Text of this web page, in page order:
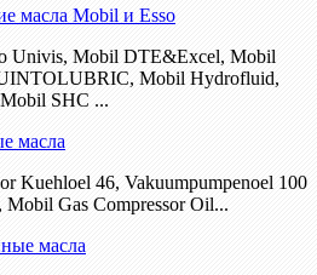
масла Mobil и Esso
Univis, Mobil DTE&Excel, Mobil
Mobil Hydrofluid,
SHC ...
масла
Kuehloel 46, Vakuumpumpenoel 100
Mobil Gas Compressor Oil...
масла